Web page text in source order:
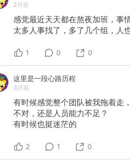
2月前
感觉最近天天都在熬夜加班，事
太多人事找了，多了几个组，人
1 0 0
这里是一段心路历程
3月前
有时候感觉整个团队被我拖着走
不对，还是人员能力不足？
有时候也挺迷茫的
2 1 0